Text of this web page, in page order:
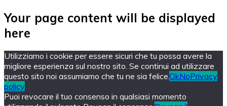
Your page content will be displayed
here
Utilizziamo i cookie per essere sicuri che tu possa avere la
migliore esperienza sul nostro sito. Se continui ad utilizzare
questo sito noi assumiamo che tu ne sia felice.OkNoPrivacy
policy
Puoi revocare il tuo consenso in qualsiasi momento